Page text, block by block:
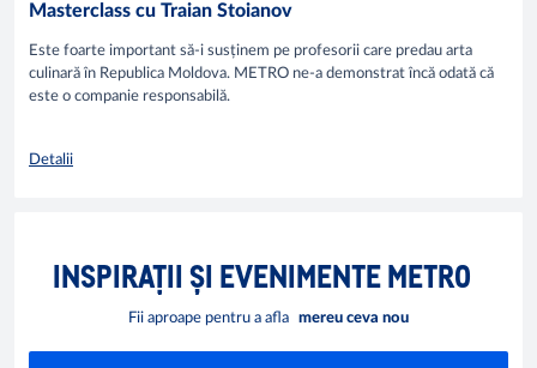
Masterclass cu Traian Stoianov
Este foarte important să-i susținem pe profesorii care predau arta
culinară în Republica Moldova. METRO ne-a demonstrat încă odată că
este o companie responsabilă.
Detalii
INSPIRAȚII ȘI EVENIMENTE METRO
Fii aproape pentru a afla mereu ceva nou